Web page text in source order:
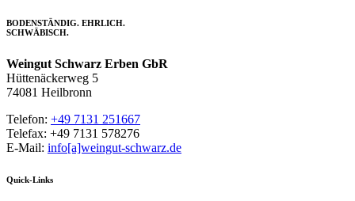
BODENSTÄNDIG. EHRLICH.
SCHWÄBISCH.
Weingut Schwarz Erben GbR
Hüttenäckerweg 5
74081 Heilbronn
Telefon: +49 7131 251667
Telefax: +49 7131 578276
E-Mail: info[a]weingut-schwarz.de
Quick-Links